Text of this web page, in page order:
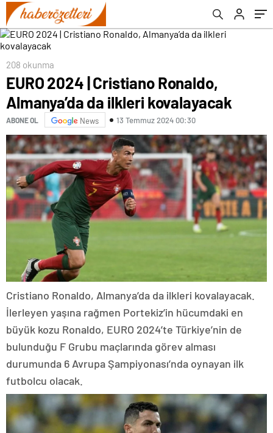
208 okunma
EURO 2024 | Cristiano Ronaldo,
Almanya’da da ilkleri kovalayacak
ABONE OL News 13 Temmuz 2024 00:30
Cristiano Ronaldo, Almanya’da da ilkleri kovalayacak.
İlerleyen yaşına rağmen Portekiz’in hücumdaki en
büyük kozu Ronaldo, EURO 2024’te Türkiye’nin de
bulunduğu F Grubu maçlarında görev alması
durumunda 6 Avrupa Şampiyonası’nda oynayan ilk
futbolcu olacak.